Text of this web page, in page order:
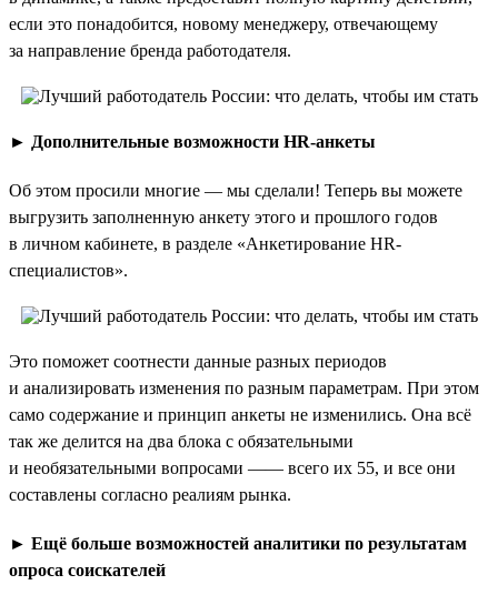
если это понадобится, новому менеджеру, отвечающему
за направление бренда работодателя.
► Дополнительные возможности HR-анкеты
Об этом просили многие — мы сделали! Теперь вы можете
выгрузить заполненную анкету этого и прошлого годов
в личном кабинете, в разделе «Анкетирование HR-
специалистов».
Это поможет соотнести данные разных периодов
и анализировать изменения по разным параметрам. При этом
само содержание и принцип анкеты не изменились. Она всё
так же делится на два блока с обязательными
и необязательными вопросами —— всего их 55, и все они
составлены согласно реалиям рынка.
► Ещё больше возможностей аналитики по результатам
опроса соискателей